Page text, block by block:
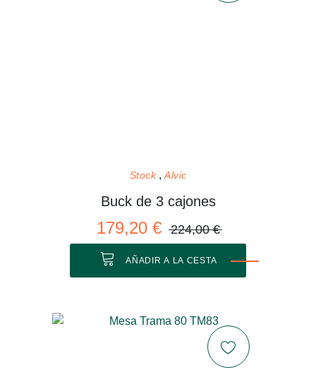
Stock Alvic
Buck de 3 cajones
179,20 € 224,00 €
AÑADIR A LA CESTA